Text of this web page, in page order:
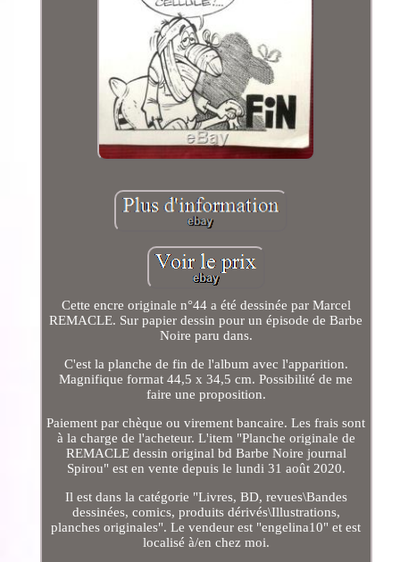
Cette encre originale n°44 a été dessinée par Marcel
REMACLE. Sur papier dessin pour un épisode de Barbe
Noire paru dans.
C'est la planche de fin de l'album avec l'apparition.
Magnifique format 44,5 x 34,5 cm. Possibilité de me
faire une proposition.
Paiement par chèque ou virement bancaire. Les frais sont
à la charge de l'acheteur. L'item "Planche originale de
REMACLE dessin original bd Barbe Noire journal
Spirou" est en vente depuis le lundi 31 août 2020.
Il est dans la catégorie "Livres, BD, revues\Bandes
dessinées, comics, produits dérivés\Illustrations,
planches originales". Le vendeur est "engelina10" et est
localisé à/en chez moi.